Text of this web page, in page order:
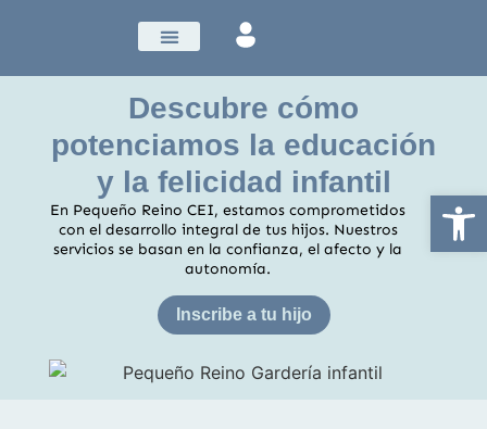
Abrir
Descubre cómo
potenciamos la educación
y la felicidad infantil
En Pequeño Reino CEI, estamos comprometidos
con el desarrollo integral de tus hijos. Nuestros
servicios se basan en la confianza, el afecto y la
autonomía.
Inscribe a tu hijo